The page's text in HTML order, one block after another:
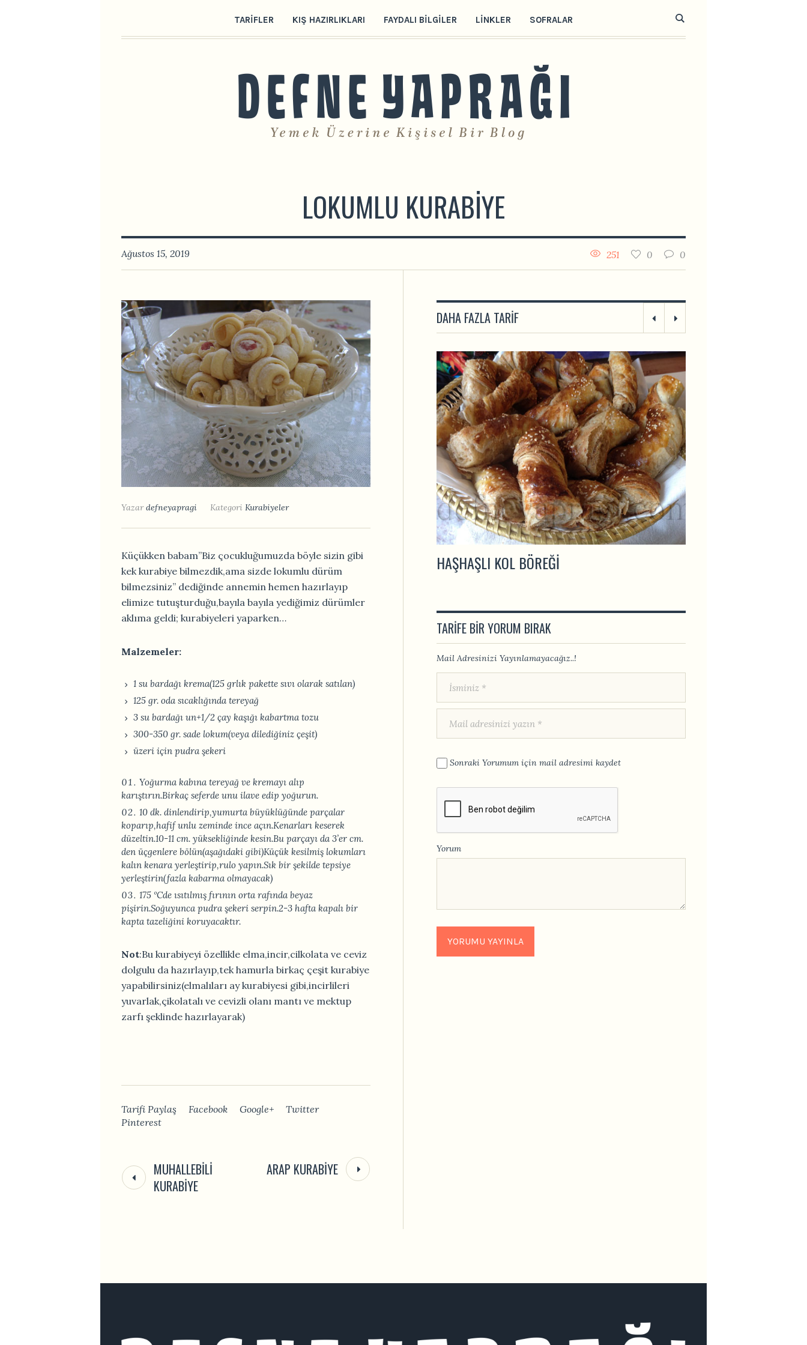
TARIFLER KIŞ HAZIRLIKLARI FAYDALI BILGILER LINKLER SOFRALAR
LOKUMLU KURABIYE
Ağustos 15, 2019 0
0
251
Yazardefneyapragi Kategori Kurabiyeler
Küçükken babam”Biz çocukluğumuzda böyle sizin gibi
kek kurabiye bilmezdik,ama sizde lokumlu dürüm
bilmezsiniz” dediğinde annemin hemen hazırlayıp
elimize tutuşturduğu,bayıla bayıla yediğimiz dürümler
aklıma geldi; kurabiyeleri yaparken…
Malzemeler:
1 su bardağı krema(125 grlık pakette sıvı olarak satılan)
125 gr. oda sıcaklığında tereyağ
3 su bardağı un+1/2 çay kaşığı kabartma tozu
300-350 gr. sade lokum(veya dilediğiniz çeşit)
üzeri için pudra şekeri
Yoğurma kabına tereyağ ve kremayı alıp
karıştırın.Birkaç seferde unu ilave edip yoğurun.
10 dk. dinlendirip,yumurta büyüklüğünde parçalar
koparıp,hafif unlu zeminde ince açın.Kenarları keserek
düzeltin.10-11 cm. yüksekliğinde kesin.Bu parçayı da 3’er cm.
den üçgenlere bölün(aşağıdaki gibi)Küçük kesilmiş lokumları
kalın kenara yerleştirip,rulo yapın.Sık bir şekilde tepsiye
yerleştirin(fazla kabarma olmayacak)
175 ºCde ısıtılmış fırının orta rafında beyaz
pişirin.Soğuyunca pudra şekeri serpin.2-3 hafta kapalı bir
kapta tazeliğini koruyacaktır.
Not:Bu kurabiyeyi özellikle elma,incir,cilkolata ve ceviz
dolgulu da hazırlayıp,tek hamurla birkaç çeşit kurabiye
yapabilirsiniz(elmalıları ay kurabiyesi gibi,incirlileri
yuvarlak,çikolatalı ve cevizli olanı mantı ve mektup
zarfı şeklinde hazırlayarak)
Tarifi Paylaş Facebook Google+
Twitter
Pinterest
MUHALLEBILI
KURABIYE
ARAP KURABIYE
DAHA FAZLA TARIF
HAŞHAŞLI KOL BÖREĞI
TARIFE BIR YORUM BIRAK
Mail Adresinizi Yayınlamayacağız..!
Sonraki Yorumum için mail adresimi kaydet
Yorum